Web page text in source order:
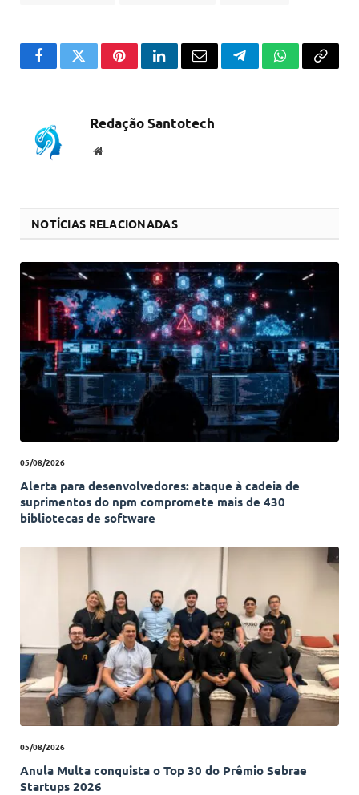
FacebookTwitterPinterestLinkedInEmail TelegramWhatsApp
Copiar
Redação Santotech
Website
NOTÍCIAS RELACIONADAS
05/08/2026
Alerta para desenvolvedores: ataque à cadeia de
suprimentos do npm compromete mais de 430
bibliotecas de software
05/08/2026
Anula Multa conquista o Top 30 do Prêmio Sebrae
Startups 2026